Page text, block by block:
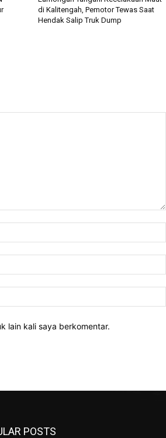
di Kalitengah, Pemotor Tewas Saat
Hendak Salip Truk Dump
lain kali saya berkomentar.
POSTS